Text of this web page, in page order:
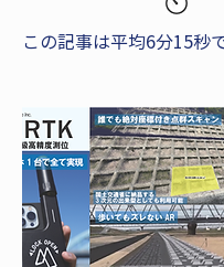
この記事は平均6分15秒